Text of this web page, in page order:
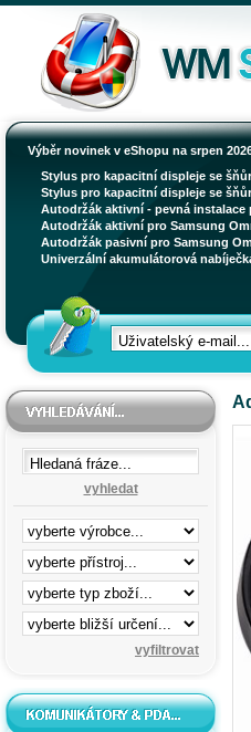
Výběr novinek v eShopu na srpen
Stylus pro kapacitní displeje se
Stylus pro kapacitní displeje se
Autodržák aktivní - pevná instalace
Autodržák aktivní pro Samsung
Autodržák pasivní pro Samsung
Univerzální akumulátorová
vyhledat